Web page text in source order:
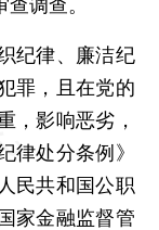
纪律、廉洁纪
罪，且在党的
，影响恶劣，
律处分条例》
民共和国公职
家金融监督管